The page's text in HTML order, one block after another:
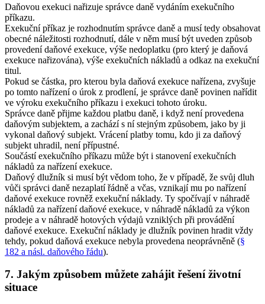
Daňovou exekuci nařizuje správce daně vydáním exekučního
příkazu.
Exekuční příkaz je rozhodnutím správce daně a musí tedy obsahovat
obecné náležitosti rozhodnutí, dále v něm musí být uveden způsob
provedení daňové exekuce, výše nedoplatku (pro který je daňová
exekuce nařizována), výše exekučních nákladů a odkaz na exekuční
titul.
Pokud se částka, pro kterou byla daňová exekuce nařízena, zvyšuje
po tomto nařízení o úrok z prodlení, je správce daně povinen nařídit
ve výroku exekučního příkazu i exekuci tohoto úroku.
Správce daně přijme každou platbu daně, i když není provedena
daňovým subjektem, a zachází s ní stejným způsobem, jako by ji
vykonal daňový subjekt. Vrácení platby tomu, kdo ji za daňový
subjekt uhradil, není přípustné.
Součástí exekučního příkazu může být i stanovení exekučních
nákladů za nařízení exekuce.
Daňový dlužník si musí být vědom toho, že v případě, že svůj dluh
vůči správci daně nezaplatí řádně a včas, vznikají mu po nařízení
daňové exekuce rovněž exekuční náklady. Ty spočívají v náhradě
nákladů za nařízení daňové exekuce, v náhradě nákladů za výkon
prodeje a v náhradě hotových výdajů vzniklých při provádění
daňové exekuce. Exekuční náklady je dlužník povinen hradit vždy
tehdy, pokud daňová exekuce nebyla provedena neoprávněně (§
182 a násl. daňového řádu).
7. Jakým způsobem můžete zahájit řešení životní
situace